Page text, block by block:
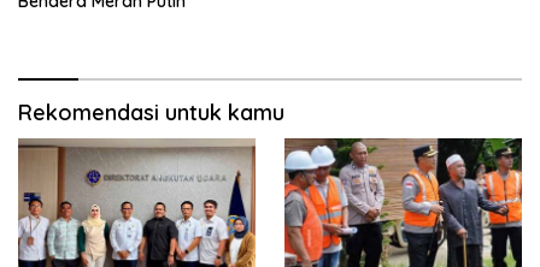
Rekomendasi untuk kamu